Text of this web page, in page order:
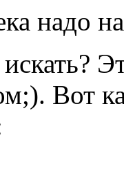
надо
искать?
Вот